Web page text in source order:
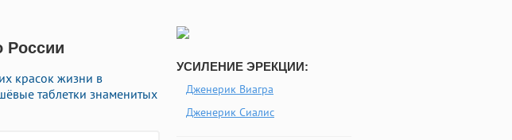
России
красок жизни в
таблетки знаменитых
УСИЛЕНИЕ ЭРЕКЦИИ:
Дженерик Виагра
Дженерик Сиалис